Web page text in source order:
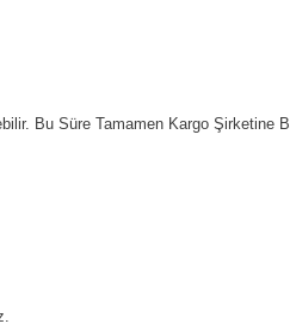
Bu Süre Tamamen Kargo Şirketine